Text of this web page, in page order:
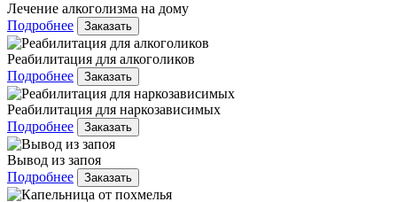
Лечение алкоголизма на дому
Подробнее
Заказать
Реабилитация для алкоголиков
Подробнее
Заказать
Реабилитация для наркозависимых
Подробнее
Заказать
Вывод из запоя
Подробнее
Заказать